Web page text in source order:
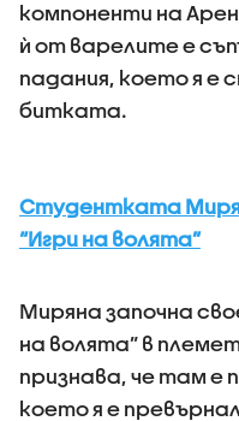
компоненти на
ѝ от варелите е
падания, което я е
битката.
Студентката
“Игри на волята”
Миряна започна
на волята” в
признава, че там е
което я е